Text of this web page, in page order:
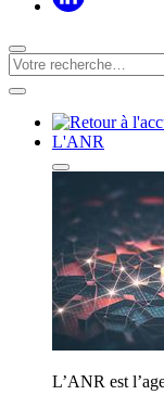
L'ANR
L’ANR est